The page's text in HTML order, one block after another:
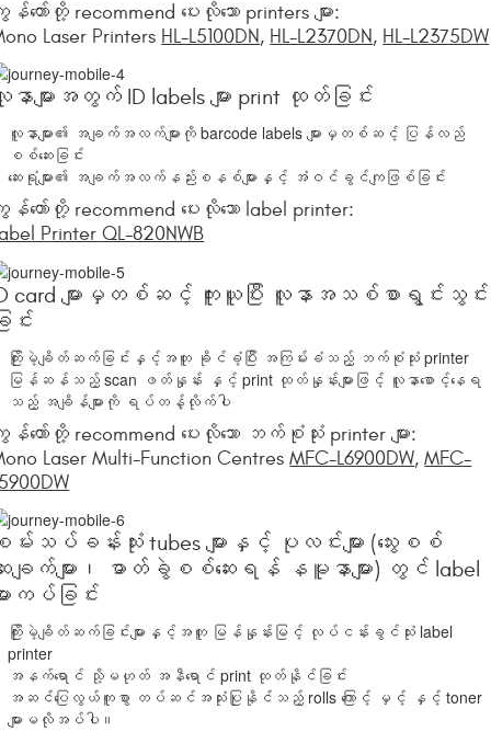
န်တော်တို့ recommend ပေးလိုသော printers များ:
Laser Printers HL-L5100DN, HL-L2370DN, HL-L2375DW
ာများအတွက် ID labels များ print ထုတ်ခြင်း
လူနာများ၏ အချက်အလက်များကို barcode labels များမှတစ်ဆင့် ပြန်လည်
စစ်ဆေးခြင်း
ဆေးရုံများ၏ အချက်အလက်နည်းစနစ်များနှင့် အံဝင်ခွင်ကျဖြစ်ခြင်း
န်တော်တို့ recommend ပေးလိုသော label printer:
Printer QL-820NWB
card များမှတစ်ဆင့် ကူးယူပြီး လူနာအသစ်စာရွင်းသွင်း
င်း
ကြိုးမဲ့ချိတ်ဆက်ခြင်းနှင့်အတူ ခိုင်ခံ့ပြီး အကြမ်းခံသည့် ဘက်စုံသုံး printer
မြန်ဆန်သည့် scan ဖတ်နှုန်း နှင့် print ထုတ်နှုန်းများဖြင့် လူနာစောင့်နေရ
သည့် အချိန်များကို ရပ်တန့်လိုက်ပါ
န်တော်တို့ recommend ပေးလိုသော ဘက်စုံသုံး printer များ:
Laser Multi-Function CentresMFC-L6900DW,MFC-
းသပ်ခန်းသုံး tubes များနှင့် ပုလင်းများ (သွေးစစ်
းချက်များ၊ ဓာတ်ခွဲစစ်ဆေးရန် နမူနာများ) တွင် label
ားကပ်ခြင်း
ကြိုးမဲ့ချိတ်ဆက်ခြင်းများနှင့်အတူ မြန်နှုန်းမြင့် လုပ်ငန်းခွင်သုံး label
printer
အနက်ရောင် သို့မဟုတ် အနီရောင် print ထုတ်နိုင်ခြင်း
အဆင်ပြေလွယ်ကူစွာ တပ်ဆင်အသုံးပြုနိုင်သည့် rolls ကြောင့် မှင့် နှင့် toner
များမလိုအပ်ပါ။